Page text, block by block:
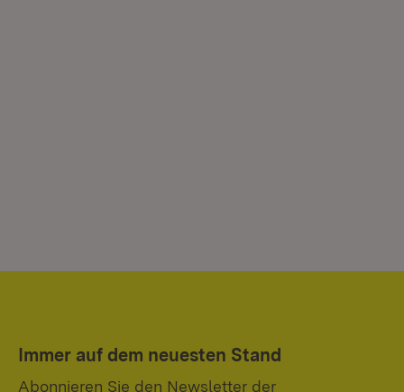
Immer auf dem neuesten Stand
Abonnieren Sie den Newsletter der